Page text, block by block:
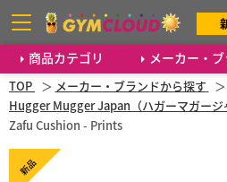
商品カテゴリ メーカー・
TOP
メーカー・ブランドから探す
Hugger Mugger Japan（ハガーマガージ
Zafu Cushion - Prints
新品